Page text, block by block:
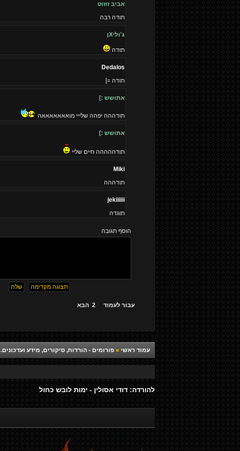
אביב זוזוט
תודה רבה
ג'וליXן
תודה
Dedalos
תודה =]
אתושש :]
תודההה יפהה שלייי מואאאאאאאה
אתושש :]
תודההההה חיים שליי
Miki
תודההה
jekiiiiii
תוגדה
הוסף תגובה
עבור לעמוד 2 הבא
עמוד ראשי » פורומים - הורדות, סיקורים, מידע ועדכונים.
להורדה: דודי אסולין - ימות לובש כחול